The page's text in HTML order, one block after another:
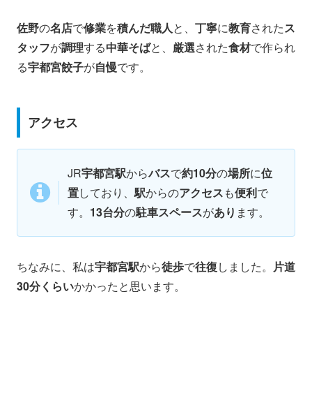
佐野の名店で修業を積んだ職人と、 丁寧に教育されたス
タッフが調理する中華そばと、 厳選された食材で作られ
る宇都宮餃子が自慢です。 ​
アクセス
​JR宇都宮駅からバスで約10分の場所に位
置しており、駅からのアクセスも便利で
す。 13台分の駐車スペースがあり ます。 ​
ちなみに、私は宇都宮駅から徒歩で往復しました。 片道
30分くらいかかったと思います。